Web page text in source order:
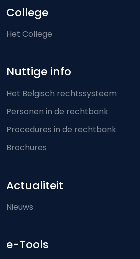
College
Het College
Nuttige info
Het Belgisch rechtssysteem
Personen in de rechtbank
Procedures in de rechtbank
Brochures
Actualiteit
Nieuws
e-Tools